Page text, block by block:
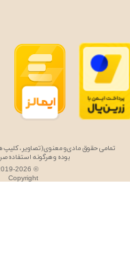
تمامی حقوق مادی و معنوی (تصاویر،
بوده و هرگونه استفاده
2026 ©
Copyright